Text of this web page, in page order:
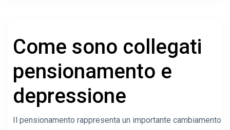
Come sono collegati
pensionamento e
depressione
Il pensionamento rappresenta un importante cambiamento